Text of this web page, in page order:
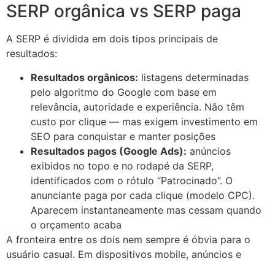
SERP orgânica vs SERP paga
A SERP é dividida em dois tipos principais de
resultados:
Resultados orgânicos: listagens determinadas
pelo algoritmo do Google com base em
relevância, autoridade e experiência. Não têm
custo por clique — mas exigem investimento em
SEO para conquistar e manter posições
Resultados pagos (Google Ads): anúncios
exibidos no topo e no rodapé da SERP,
identificados com o rótulo “Patrocinado”. O
anunciante paga por cada clique (modelo CPC).
Aparecem instantaneamente mas cessam quando
o orçamento acaba
A fronteira entre os dois nem sempre é óbvia para o
usuário casual. Em dispositivos mobile, anúncios e